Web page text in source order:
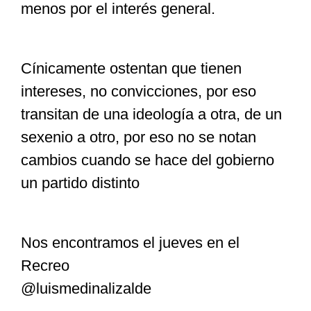
menos por el interés general.
Cínicamente ostentan que tienen
intereses, no convicciones, por eso
transitan de una ideología a otra, de un
sexenio a otro, por eso no se notan
cambios cuando se hace del gobierno
un partido distinto
Nos encontramos el jueves en el
Recreo
@luismedinalizalde